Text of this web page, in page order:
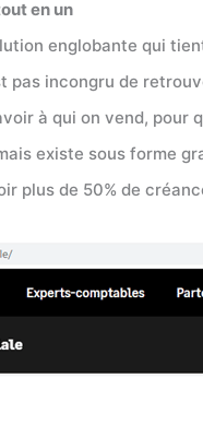
en un
englobante qui
pas incongru de
à qui on vend,
existe sous forme
plus de 50% de